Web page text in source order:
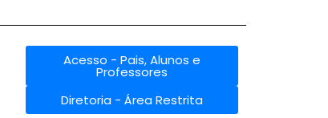
Acesso - Pais, Alunos e
Professores
Diretoria - Área Restrita